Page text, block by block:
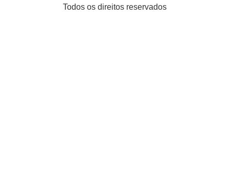
Todos os direitos reservados